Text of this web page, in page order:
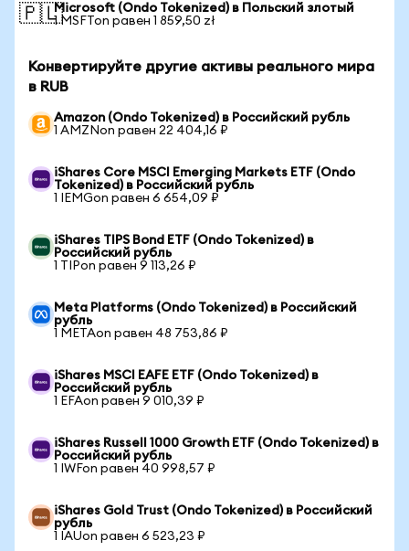
🇵🇱Microsoft (Ondo Tokenized) в Польский злотый
1 MSFTon равен 1 859,50 zł
Конвертируйте другие активы реального мира
в RUB
Amazon (Ondo Tokenized) в Российский рубль
1 AMZNon равен 22 404,16 ₽
iShares Core MSCI Emerging Markets ETF (Ondo
Tokenized) в Российский рубль
1 IEMGon равен 6 654,09 ₽
iShares TIPS Bond ETF (Ondo Tokenized) в
Российский рубль
1 TIPon равен 9 113,26 ₽
Meta Platforms (Ondo Tokenized) в Российский
рубль
1 METAon равен 48 753,86 ₽
iShares MSCI EAFE ETF (Ondo Tokenized) в
Российский рубль
1 EFAon равен 9 010,39 ₽
iShares Russell 1000 Growth ETF (Ondo Tokenized) в
Российский рубль
1 IWFon равен 40 998,57 ₽
iShares Gold Trust (Ondo Tokenized) в Российский
рубль
1 IAUon равен 6 523,23 ₽